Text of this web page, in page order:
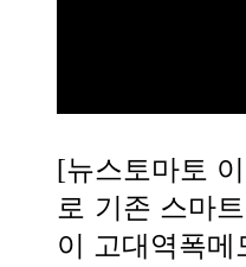
[뉴스토마토
로 기존 스마
이 고대역폭